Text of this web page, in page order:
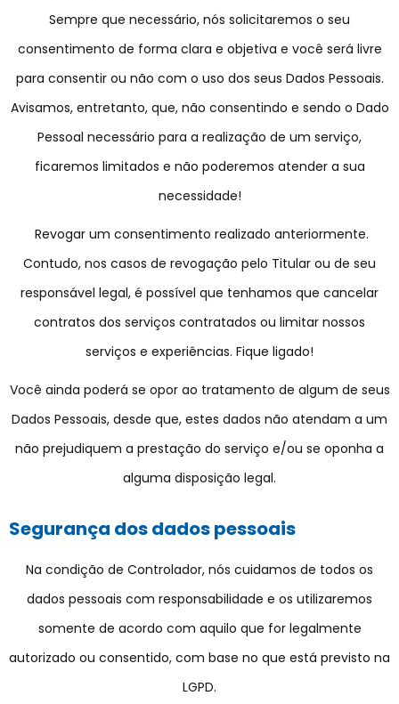
Sempre que necessário, nós solicitaremos o seu
consentimento de forma clara e objetiva e você será livre
para consentir ou não com o uso dos seus Dados Pessoais.
Avisamos, entretanto, que, não consentindo e sendo o Dado
Pessoal necessário para a realização de um serviço,
ficaremos limitados e não poderemos atender a sua
necessidade!
Revogar um consentimento realizado anteriormente.
Contudo, nos casos de revogação pelo Titular ou de seu
responsável legal, é possível que tenhamos que cancelar
contratos dos serviços contratados ou limitar nossos
serviços e experiências. Fique ligado!
Você ainda poderá se opor ao tratamento de algum de seus
Dados Pessoais, desde que, estes dados não atendam a um
não prejudiquem a prestação do serviço e/ou se oponha a
alguma disposição legal.
Segurança dos dados pessoais
Na condição de Controlador, nós cuidamos de todos os
dados pessoais com responsabilidade e os utilizaremos
somente de acordo com aquilo que for legalmente
autorizado ou consentido, com base no que está previsto na
LGPD.